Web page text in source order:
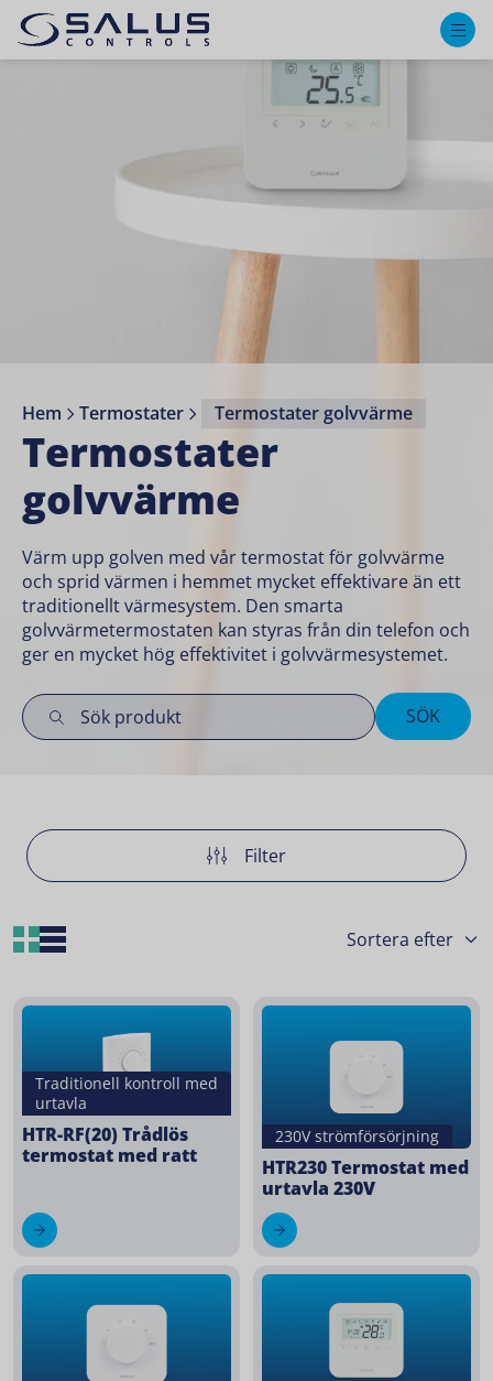
Hem Termostater Termostater golvvärme
Termostater
golvvärme
Värm upp golven med vår termostat för golvvärme
och sprid värmen i hemmet mycket effektivare än ett
traditionellt värmesystem. Den smarta
golvvärmetermostaten kan styras från din telefon och
ger en mycket hög effektivitet i golvvärmesystemet.
SÖK
Filter
Grid Layout
Traditionell kontroll med
urtavla
HTR-RF(20) Trådlös
termostat med ratt
230V strömförsörjning
HTR230 Termostat med
urtavla 230V